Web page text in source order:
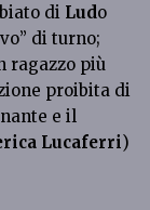
di Ludo
di turno;
ragazzo più
proibita di
e il
Lucaferri)